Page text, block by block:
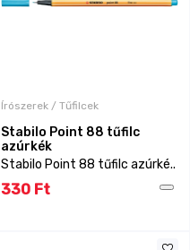
Írószerek / Tűfilcek
Stabilo Point 88 tűfilc
azúrkék
Stabilo Point 88 tűfilc azúrké..
330 Ft